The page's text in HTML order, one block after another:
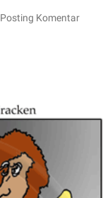
Posting Komentar